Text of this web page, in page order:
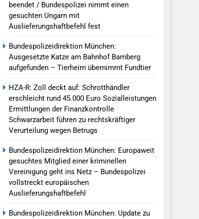
beendet / Bundespolizei nimmt einen
gesuchten Ungarn mit
Auslieferungshaftbefehl fest
Bundespolizeidirektion München:
Ausgesetzte Katze am Bahnhof Bamberg
aufgefunden – Tierheim übernimmt Fundtier
HZA-R: Zoll deckt auf: Schrotthändler
erschleicht rund 45.000 Euro Sozialleistungen
Ermittlungen der Finanzkontrolle
Schwarzarbeit führen zu rechtskräftiger
Verurteilung wegen Betrugs
Bundespolizeidirektion München: Europaweit
gesuchtes Mitglied einer kriminellen
Vereinigung geht ins Netz – Bundespolizei
vollstreckt europäischen
Auslieferungshaftbefehl
Bundespolizeidirektion München: Update zu